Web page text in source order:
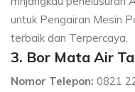
untuk Pengairan Mesin
terbaik dan Terpercaya.
3. Bor Mata Air
Nomor Telepon: 0821